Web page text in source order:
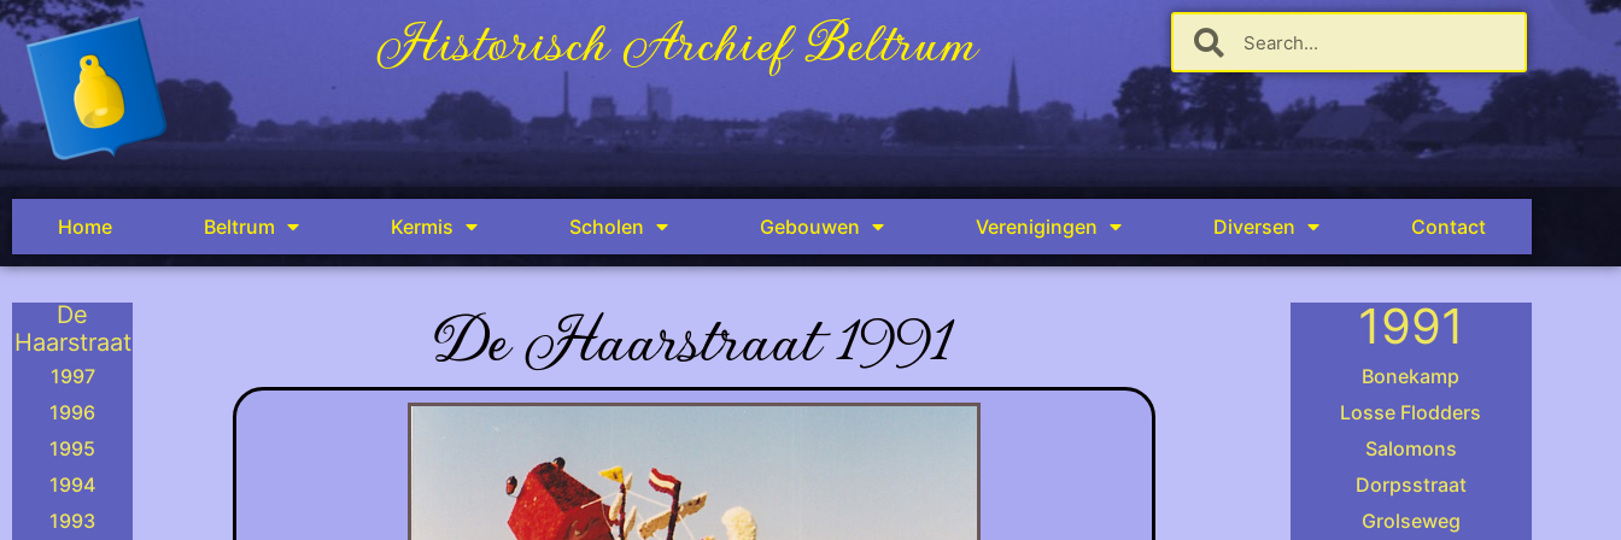
Historisch Archief Beltrum
Home Beltrum Kermis Scholen Gebouwen Verenigingen Diversen Contact
De
Haarstraat
1997
1996
1995
1994
1993
De Haarstraat 1991 1991
Bonekamp
Losse Flodders
Salomons
Dorpsstraat
Grolseweg